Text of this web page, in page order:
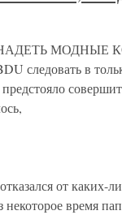
МОДНЫЕ
следовать в
от каких-
некоторое время